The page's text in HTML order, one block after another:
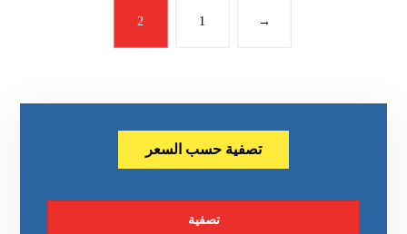
→
1
2
تصفية حسب السعر
تصفية